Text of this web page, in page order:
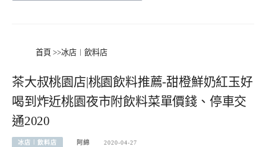
首頁 >>冰店︱飲料店
茶大叔桃園店|桃園飲料推薦-甜橙鮮奶紅玉好
喝到炸近桃園夜市附飲料菜單價錢、停車交
通2020
冰店︱飲料店 阿綿 2020-04-27